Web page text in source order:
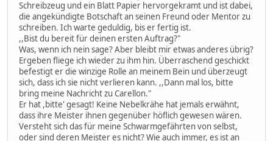
Schreibzeug und ein Blatt Papier hervorgekramt und ist dabei,
die angekündigte Botschaft an seinen Freund oder Mentor zu
schreiben. Ich warte geduldig, bis er fertig ist.
,,Bist du bereit für deinen ersten Auftrag?"
Was, wenn ich nein sage? Aber bleibt mir etwas anderes übrig?
Ergeben fliege ich wieder zu ihm hin. Überraschend geschickt
befestigt er die winzige Rolle an meinem Bein und überzeugt
sich, dass ich sie nicht verlieren kann. ,,Dann mal los, bitte
bring meine Nachricht zu Carellon."
Er hat ,bitte' gesagt! Keine Nebelkrähe hat jemals erwähnt,
dass ihre Meister ihnen gegenüber höflich gewesen wären.
Versteht sich das für meine Schwarmgefährten von selbst,
oder sind deren Meister es nicht? Wie auch immer, es ist an